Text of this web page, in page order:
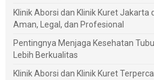
Klinik Aborsi dan Klinik Kuret Jakarta
Aman, Legal, dan Profesional
Pentingnya Menjaga Kesehatan
Lebih Berkualitas
Klinik Aborsi dan Klinik Kuret